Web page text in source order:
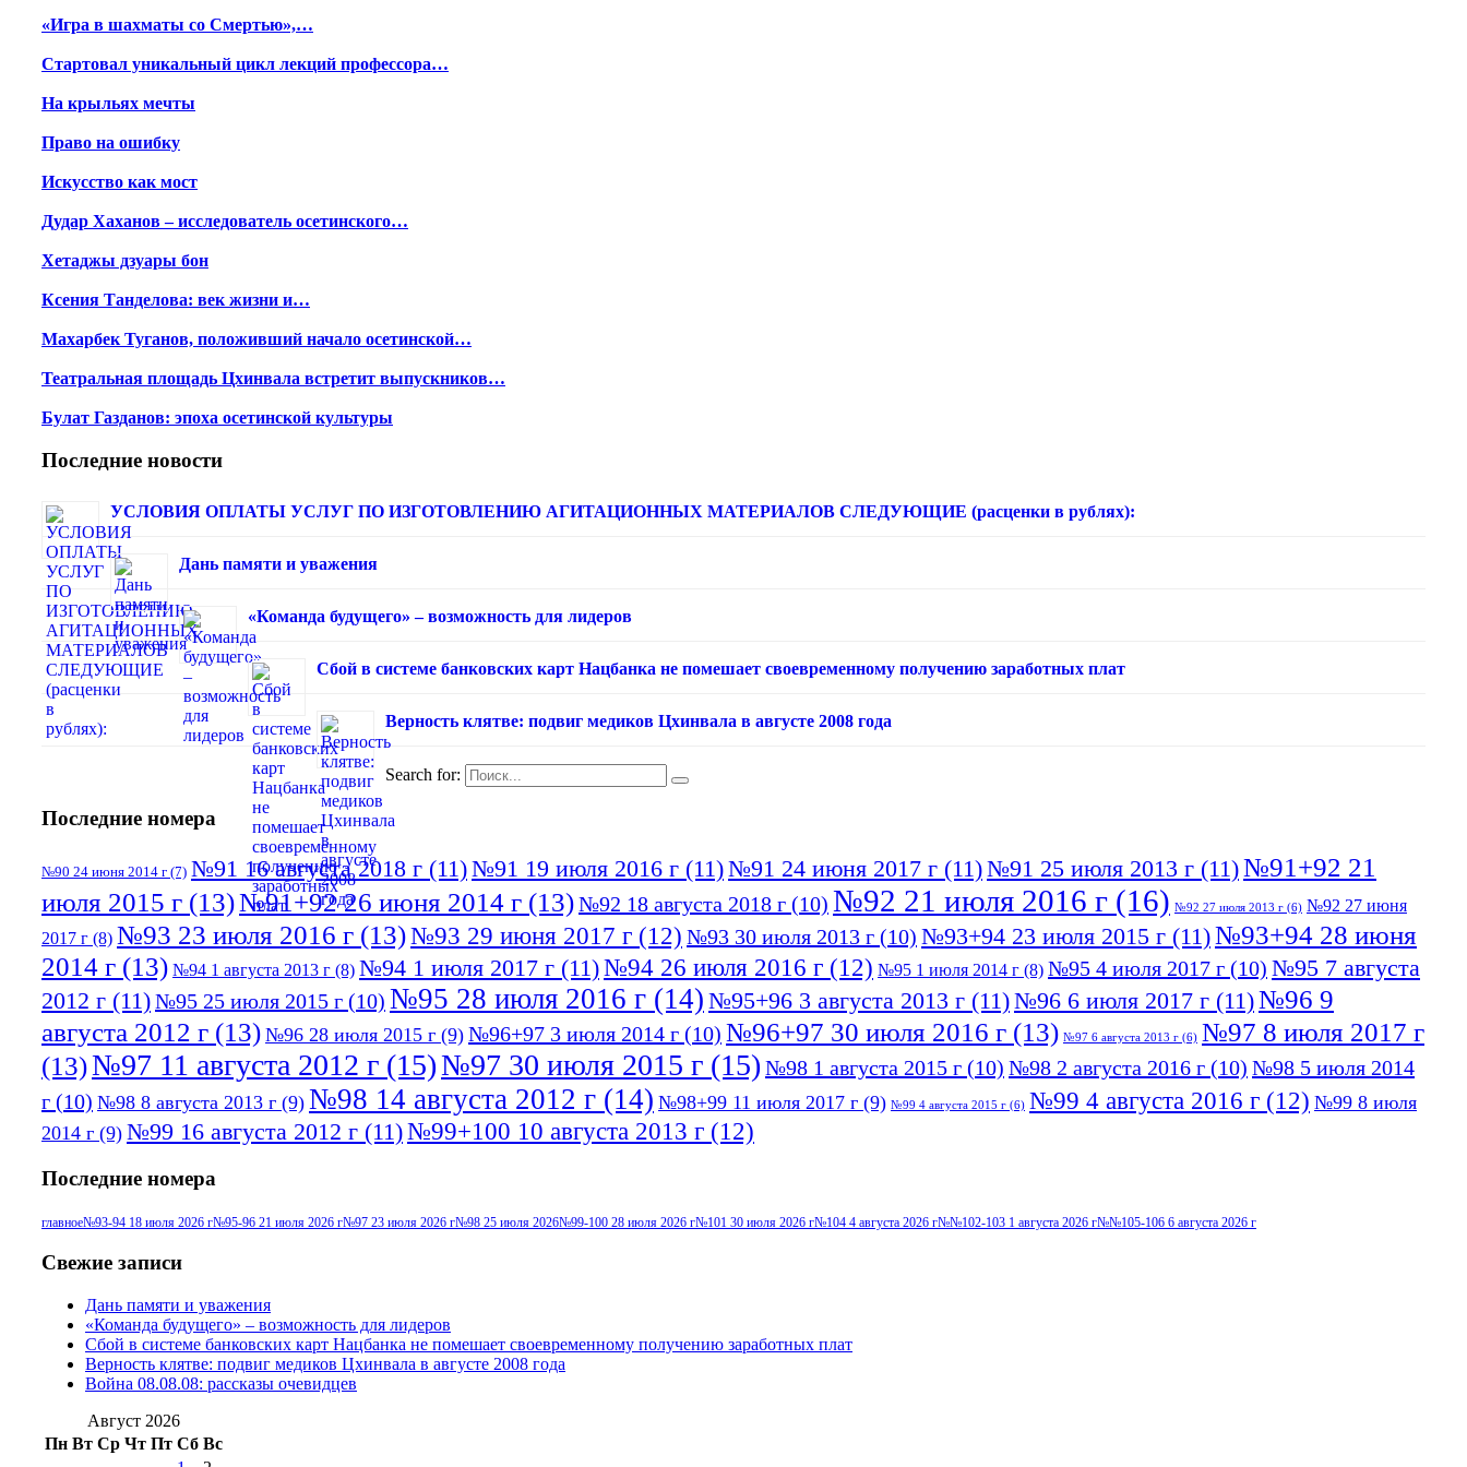
«Игра в шахматы со Смертью»,…
Стартовал уникальный цикл лекций профессора…
На крыльях мечты
Право на ошибку
Искусство как мост
Дудар Хаханов – исследователь осетинского…
Хетаджы дзуары бон
Ксения Танделова: век жизни и…
Махарбек Туганов, положивший начало осетинской…
Театральная площадь Цхинвала встретит выпускников…
Булат Газданов: эпоха осетинской культуры
Последние новости
УСЛОВИЯ ОПЛАТЫ УСЛУГ ПО ИЗГОТОВЛЕНИЮ АГИТАЦИОННЫХ МАТЕРИАЛОВ СЛЕДУЮЩИЕ (расценки в рублях):
Дань памяти и уважения
«Команда будущего» – возможность для лидеров
Сбой в системе банковских карт Нацбанка не помешает своевременному получению заработных плат
Верность клятве: подвиг медиков Цхинвала в августе 2008 года
Search for:
Последние номера
№90 24 июня 2014 г (7) №91 16 августа 2018 г (11)№91 19 июля 2016 г (11)№91 24 июня 2017 г (11)№91 25 июля 2013 г (11)№91+92 21
июля 2015 г (13)№91+92 26 июня 2014 г (13)№92 18 августа 2018 г (10) №92 21 июля 2016 г (16) №92 27 июля 2013 г (6) №92 27 июня
2017 г (8) №93 23 июля 2016 г (13)№93 29 июня 2017 г (12) №93 30 июля 2013 г (10) №93+94 23 июля 2015 г (11)№93+94 28 июня
2014 г (13) №94 1 августа 2013 г (8) №94 1 июля 2017 г (11)№94 26 июля 2016 г (12) №95 1 июля 2014 г (8) №95 4 июля 2017 г (10) №95 7 августа
2012 г (11)№95 25 июля 2015 г (10) №95 28 июля 2016 г (14) №95+96 3 августа 2013 г (11)№96 6 июля 2017 г (11)№96 9
августа 2012 г (13) №96 28 июля 2015 г (9) №96+97 3 июля 2014 г (10) №96+97 30 июля 2016 г (13) №97 6 августа 2013 г (6) №97 8 июля 2017 г
(13)№97 11 августа 2012 г (15)№97 30 июля 2015 г (15) №98 1 августа 2015 г (10) №98 2 августа 2016 г (10) №98 5 июля 2014
г (10) №98 8 августа 2013 г (9) №98 14 августа 2012 г (14) №98+99 11 июля 2017 г (9) №99 4 августа 2015 г (6) №99 4 августа 2016 г (12) №99 8 июля
2014 г (9) №99 16 августа 2012 г (11)№99+100 10 августа 2013 г (12)
Последние номера
главное№93-94 18 июля 2026 г№95-96 21 июля 2026 г№97 23 июля 2026 г№98 25 июля 2026№99-100 28 июля 2026 г№101 30 июля 2026 г№104 4 августа 2026 г№№102-103 1 августа 2026 г№№105-106 6 августа 2026 г
Свежие записи
Дань памяти и уважения
«Команда будущего» – возможность для лидеров
Сбой в системе банковских карт Нацбанка не помешает своевременному получению заработных плат
Верность клятве: подвиг медиков Цхинвала в августе 2008 года
Война 08.08.08: рассказы очевидцев
Август 2026
Пн Вт Ср Чт Пт Сб Вс